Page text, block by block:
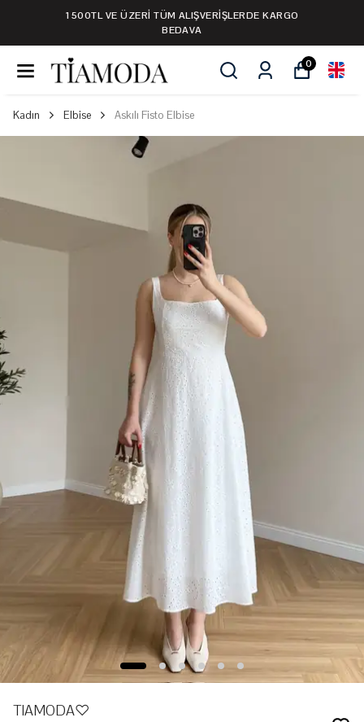
TÜM ALIŞVERİŞLERDE KARGO
0
Kadın Elbise Askılı Fisto Elbise
TIAMODA♡